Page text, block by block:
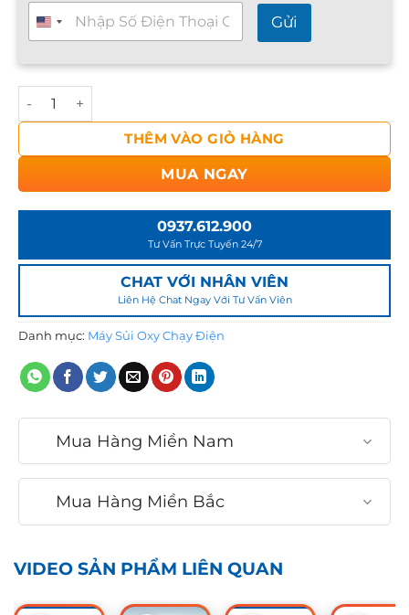
T
ư
v
Gửi
MÁY SỦI OXY ATMAN 1 VÒI CR 10, 2 VÒI CR 40 - SIÊU ÊM
THÊM VÀO GIỎ HÀNG
MUA NGAY
0937.612.900
Tư Vấn Trực Tuyến 24/7
CHAT VỚI NHÂN VIÊN
Liên Hệ Chat Ngay Với Tư Vấn Viên
Danh mục: Máy Sủi Oxy Chạy Điện
Mua Hàng Miền Nam
Mua Hàng Miền Bắc
VIDEO SẢN PHẨM LIÊN QUAN